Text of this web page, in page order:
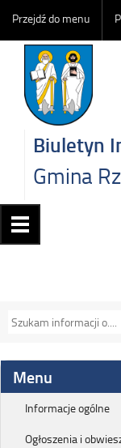
Przejdź do menu
Biuletyn
Gmina
Menu
Informacje ogólne
Ogłoszenia i